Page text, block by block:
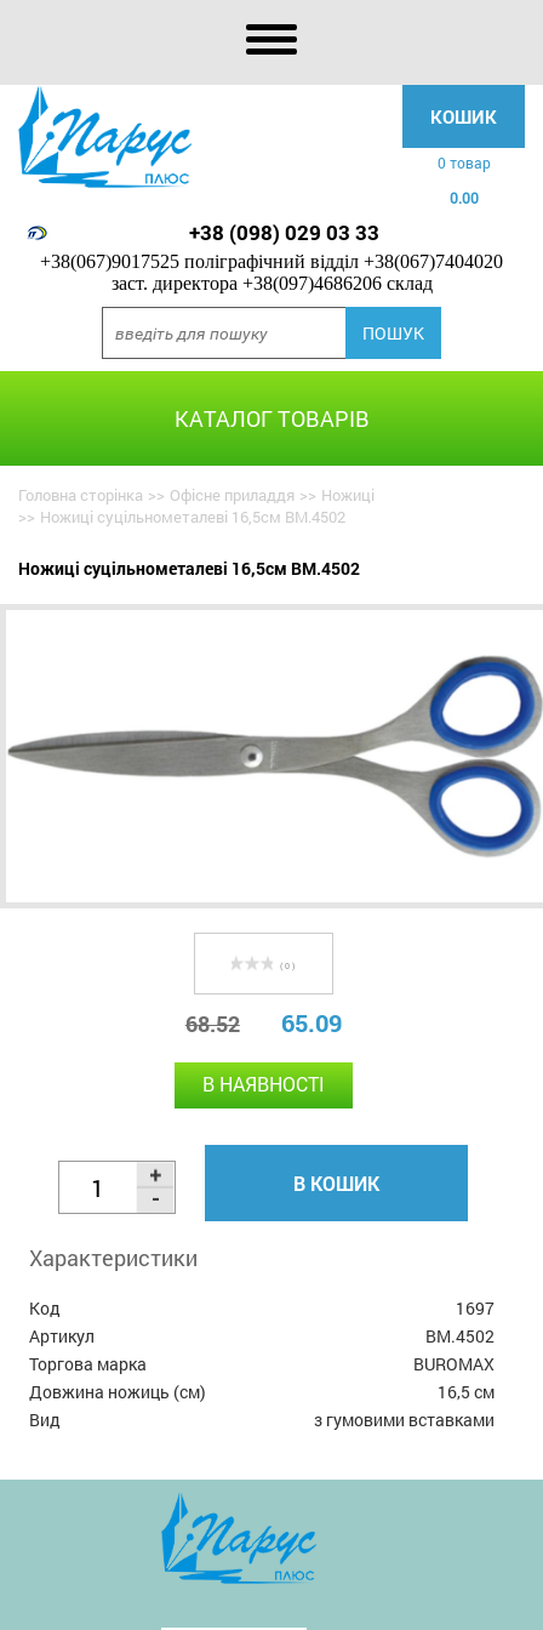
КОШИК
0 товар
0.00
+38 (098) 029 03 33
+38(067)9017525 поліграфічний відділ +38(067)7404020
заст. директора +38(097)4686206 склад
КАТАЛОГ ТОВАРІВ
Головна сторінка >> Офісне приладдя >> Ножиці
>> Ножиці суцільнометалеві 16,5см BM.4502
Ножиці суцільнометалеві 16,5см BM.4502
( 0 )
68.52 65.09
В НАЯВНОСТІ
В КОШИК
Характеристики
Код
1697
Артикул
BM.4502
Торгова марка
BUROMAX
Довжина ножиць (см)
16,5 см
Вид
з гумовими вставками